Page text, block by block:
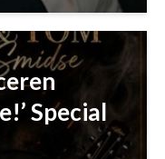
Special